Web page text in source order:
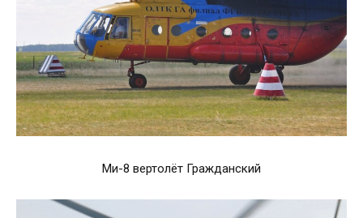
Ми-8 вертолёт Гражданский